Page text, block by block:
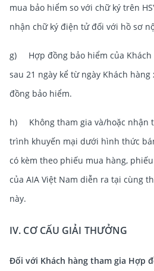
mua bảo hiểm so với chữ ký trên
nhận chữ ký điện tử đối với hồ sơ
g) Hợp đồng bảo hiểm của Khách
sau 21 ngày kể từ ngày Khách
đồng bảo hiểm.
h) Không tham gia và/hoặc nhận
trình khuyến mại dưới hình thức
có kèm theo phiếu mua hàng,
của AIA Việt Nam diễn ra tại cùng
này.
IV. CƠ CẤU GIẢI THƯỞNG
Đối với Khách hàng tham gia Hợp